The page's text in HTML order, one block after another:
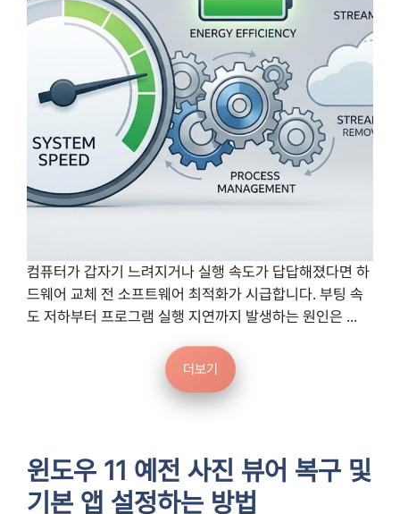
컴퓨터가 갑자기 느려지거나 실행 속도가 답답해졌다면 하
드웨어 교체 전 소프트웨어 최적화가 시급합니다. 부팅 속
도 저하부터 프로그램 실행 지연까지 발생하는 원인은 ...
더보기
윈도우 11 예전 사진 뷰어 복구 및
기본 앱 설정하는 방법